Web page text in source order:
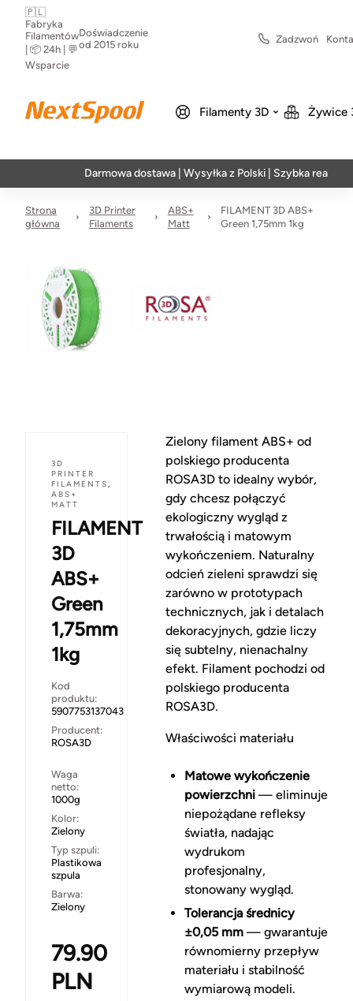
🇵🇱
Fabryka
Filamentów
| 📦 24h | 💬
Wsparcie
Doświadczenie
od 2015 roku
Zadzwoń
Filamenty 3D Żywice
Darmowa dostawa | Wysyłka z Polski | Szybka realizacja w 24h
Strona
główna
3D Printer
Filaments
ABS+
Matt
FILAMENT 3D ABS+
Green 1,75mm 1kg
3D
PRINTER
FILAMENTS,
ABS+
MATT
FILAMENT
3D
ABS+
Green
1,75mm
1kg
Kod
produktu:
5907753137043
Producent:
ROSA3D
Waga
netto:
1000g
Kolor:
Zielony
Typ szpuli:
Plastikowa
szpula
Barwa:
Zielony
79.90
PLN
Zielony filament ABS+ od
polskiego producenta
ROSA3D to idealny wybór,
gdy chcesz połączyć
ekologiczny wygląd z
trwałością i matowym
wykończeniem. Naturalny
odcień zieleni sprawdzi się
zarówno w prototypach
technicznych, jak i detalach
dekoracyjnych, gdzie liczy
się subtelny, nienachalny
efekt. Filament pochodzi od
polskiego producenta
ROSA3D.
Właściwości materiału
Matowe wykończenie
powierzchni— eliminuje
niepożądane refleksy
światła, nadając
wydrukom
profesjonalny,
stonowany wygląd.
Tolerancja średnicy
±0,05 mm— gwarantuje
równomierny przepływ
materiału i stabilność
wymiarową modeli.